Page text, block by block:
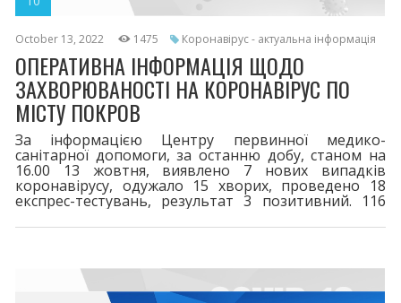
October 13, 2022 1475 Коронавірус - актуальна інформація
ОПЕРАТИВНА ІНФОРМАЦІЯ ЩОДО
ЗАХВОРЮВАНОСТІ НА КОРОНАВІРУС ПО
МІСТУ ПОКРОВ
За інформацією Центру первинної медико-
санітарної допомоги, за останню добу, станом на
16.00 13 жовтня, виявлено 7 нових випадків
коронавірусу, одужало 15 хворих, проведено 18
експрес-тестувань, результат 3 позитивний. 116
у місті зареєстровано 8208 випадків захворювання
четверта - 122. Шановні покровчани! При перших
симптомах хвороби телефонуйте